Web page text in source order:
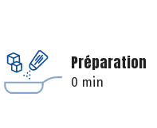
Préparation
0 min